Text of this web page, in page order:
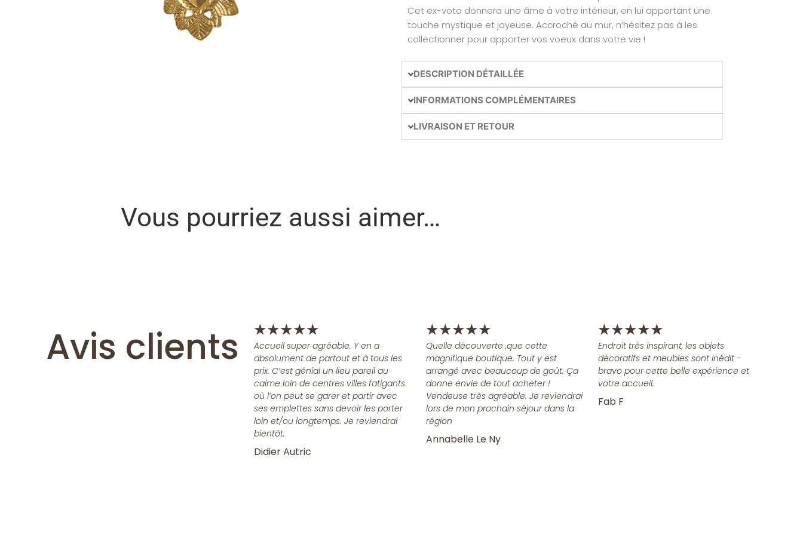
Cet ex-voto donnera une âme à votre intérieur, en lui apportant une
touche mystique et joyeuse. Accroché au mur, n’hésitez pas à les
collectionner pour apporter vos voeux dans votre vie !
DESCRIPTION DÉTAILLÉE
INFORMATIONS COMPLÉMENTAIRES
LIVRAISON ET RETOUR
Vous pourriez aussi aimer…
Avis clients ★★★★★
Accueil super agréable. Y en a
absolument de partout et à tous les
prix. C’est génial un lieu pareil au
calme loin de centres villes fatigants
où l’on peut se garer et partir avec
ses emplettes sans devoir les porter
loin et/ou longtemps. Je reviendrai
bientôt.
Didier Autric
★★★★★
Quelle découverte ,que cette
magnifique boutique. Tout y est
arrangé avec beaucoup de goût. Ça
donne envie de tout acheter !
Vendeuse très agréable. Je reviendrai
lors de mon prochain séjour dans la
région
Annabelle Le Ny
★★★★★
Endroit très inspirant, les objets
décoratifs et meubles sont inédit -
bravo pour cette belle expérience et
votre accueil.
Fab F